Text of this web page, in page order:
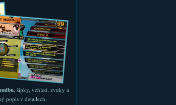
, šipky, vzhled, zvuky a
popis v detailech.